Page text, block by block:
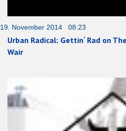
19. November 2014 08:23
Urban Radical: Gettin‘ Rad on
Wair